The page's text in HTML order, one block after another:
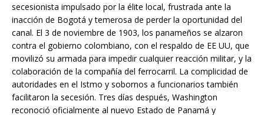
secesionista impulsado por la élite local, frustrada ante la
inacción de Bogotá y temerosa de perder la oportunidad del
canal. El 3 de noviembre de 1903, los panameños se alzaron
contra el gobierno colombiano, con el respaldo de EE UU, que
movilizó su armada para impedir cualquier reacción militar, y la
colaboración de la compañía del ferrocarril. La complicidad de
autoridades en el Istmo y sobornos a funcionarios también
facilitaron la secesión. Tres días después, Washington
reconoció oficialmente al nuevo Estado de Panamá y